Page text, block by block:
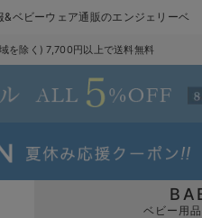
ベビーウェア通販のエンジェリーベ
を除く) 7,700円以上で送料無料
ベビー用